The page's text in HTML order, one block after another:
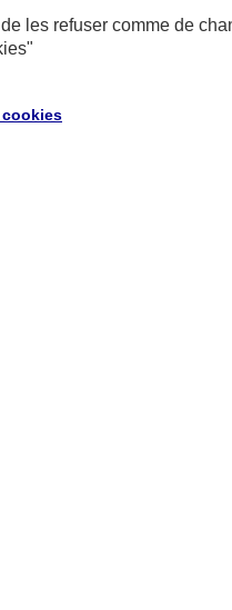
les refuser comme de
"
cookies